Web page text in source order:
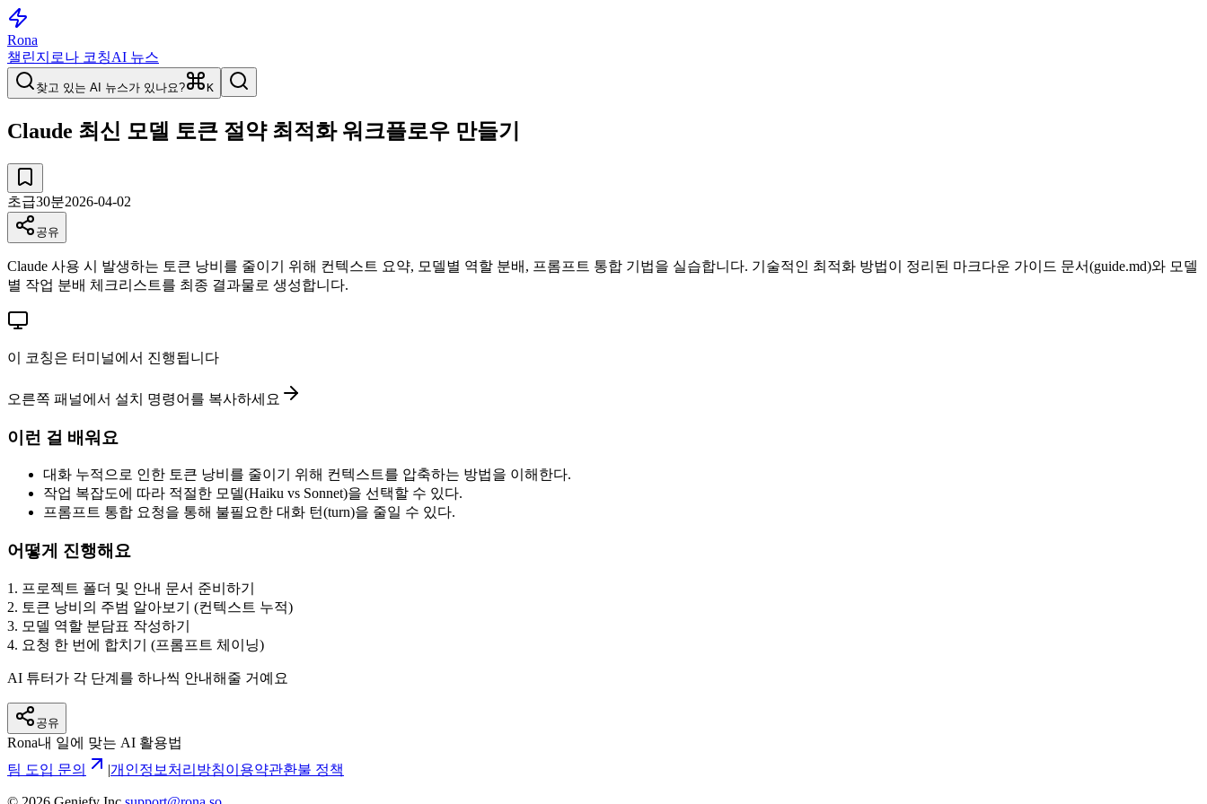
Rona
챌린지 로나 코칭AI 뉴스
찾고 있는 AI 뉴스가 있나요? K
Claude 최신 모델 토큰 절약 최적화 워크플로우 만들기
초급30분2026-04-02
공유
Claude 사용 시 발생하는 토큰 낭비를 줄이기 위해 컨텍스트 요약, 모델별 역할 분배, 프롬프트 통합 기법을 실습합니다. 기술적인 최적화 방법이 정리된 마크다운 가이드 문서(guide.md)와 모델
별 작업 분배 체크리스트를 최종 결과물로 생성합니다.
이 코칭은 터미널에서 진행됩니다
오른쪽 패널에서 설치 명령어를 복사하세요
이런 걸 배워요
대화 누적으로 인한 토큰 낭비를 줄이기 위해 컨텍스트를 압축하는 방법을 이해한다.
작업 복잡도에 따라 적절한 모델(Haiku vs Sonnet)을 선택할 수 있다.
프롬프트 통합 요청을 통해 불필요한 대화 턴(turn)을 줄일 수 있다.
어떻게 진행해요
1 . 프로젝트 폴더 및 안내 문서 준비하기
2. 토큰 낭비의 주범 알아보기 (컨텍스트 누적)
3. 모델 역할 분담표 작성하기
4. 요청 한 번에 합치기 (프롬프트 체이닝)
AI 튜터가 각 단계를 하나씩 안내해줄 거예요
공유
Rona내 일에 맞는 AI 활용법
팀 도입 문의
|개인정보처리방침이용약관환불 정책